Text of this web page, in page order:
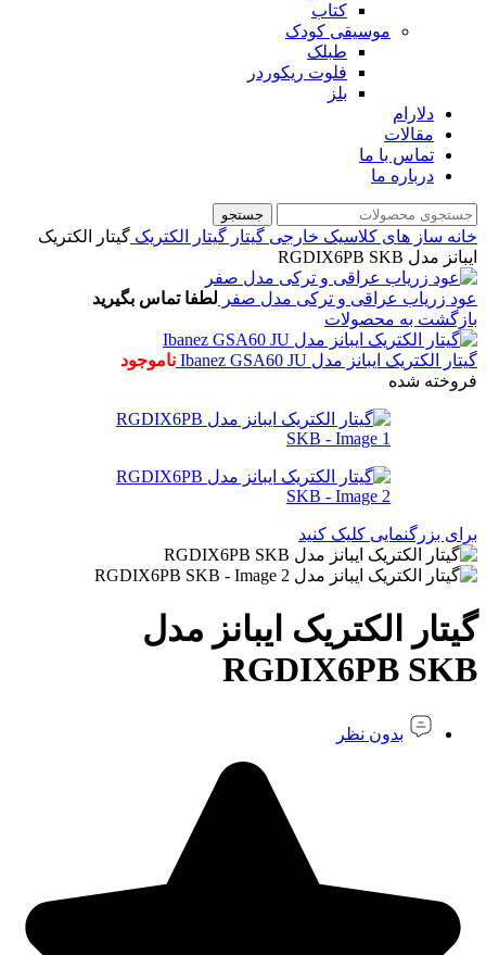
کتاب
موسیقی کودک
طبلک
فلوت ریکوردر
بلز
دلارام
مقالات
تماس با ما
درباره ما
جستجو
خانه ساز های کلاسیک خارجی گیتار گیتار الکتریک گیتار الکتریک
ایبانز مدل RGDIX6PB SKB
عود زریاب عراقی و ترکی مدل صفر لطفا تماس بگیرید
بازگشت به محصولات
گیتار الکتریک ایبانز مدل Ibanez GSA60 JU
ناموجود
فروخته شده
برای بزرگنمایی کلیک کنید
گیتار الکتریک ایبانز مدل
RGDIX6PB SKB
بدون نظر